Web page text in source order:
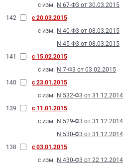
с изм. N 67-Ф3 от 30.03.2015
142
с 20.03.2015
с изм. N 40-Ф3 от 08.03.2015
N 45-Ф3 от 08.03.2015
141
с 15.02.2015
с изм. N 7-Ф3 от 03.02.2015
140
с 23.01.2015
с изм. N 532-Ф3 от 31.12.2014
139
с 11.01.2015
с изм. N 529-Ф3 от 31.12.2014
N 530-Ф3 от 31.12.2014
138
с 03.01.2015
с изм. N 430-Ф3 от 22.12.2014